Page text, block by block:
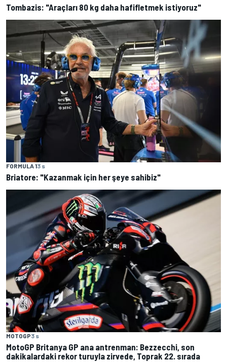
Tombazis: "Araçları 80 kg daha hafifletmek istiyoruz"
FORMULA 13 s
Briatore: "Kazanmak için her şeye sahibiz"
MOTOGP3 s
MotoGP Britanya GP ana antrenman: Bezzecchi, son
dakikalardaki rekor turuyla zirvede, Toprak 22. sırada